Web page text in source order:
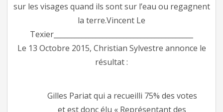
sur les visages quand ils sont sur l’eau ou regagnent
la terre.Vincent Le
Texier________________________________________
Le 13 Octobre 2015, Christian Sylvestre annonce le
résultat :
Gilles Pariat qui a recueilli 75% des votes
et est donc élu « Représentant des